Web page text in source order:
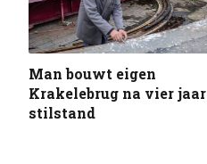
Man bouwt eigen
Krakelebrug na vier jaar
stilstand